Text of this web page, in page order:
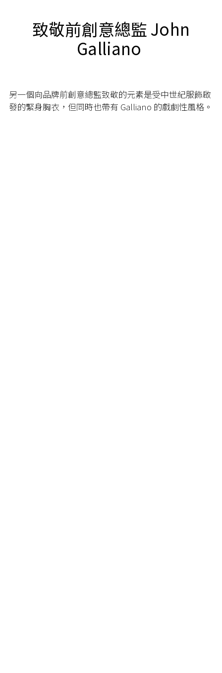
致敬前創意總監 John
Galliano
另一個向品牌前創意總監致敬的元素是受中世紀服飾啟
發的緊身胸衣，但同時也帶有 Galliano 的戲劇性風格。